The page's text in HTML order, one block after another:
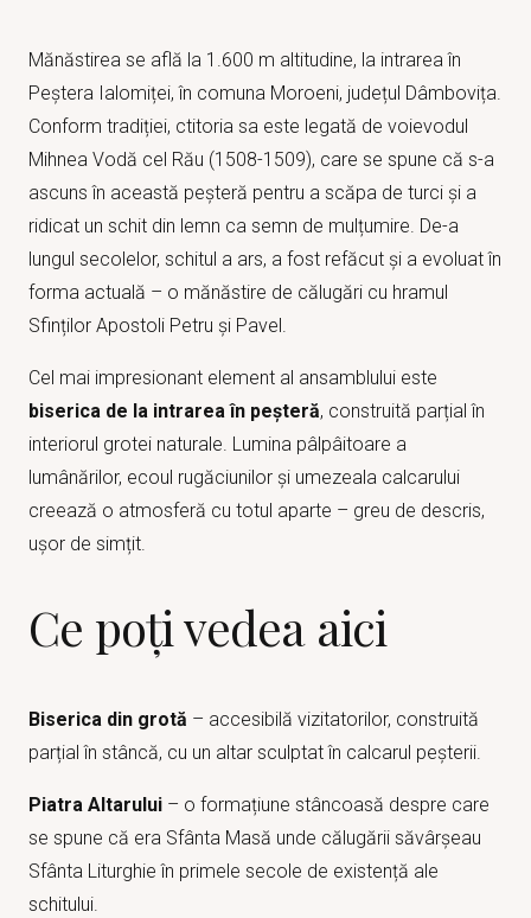
Mănăstirea se află la 1.600 m altitudine, la intrarea în
Peștera Ialomiței, în comuna Moroeni, județul Dâmbovița.
Conform tradiției, ctitoria sa este legată de voievodul
Mihnea Vodă cel Rău (1508-1509), care se spune că s-a
ascuns în această peșteră pentru a scăpa de turci și a
ridicat un schit din lemn ca semn de mulțumire. De-a
lungul secolelor, schitul a ars, a fost refăcut și a evoluat în
forma actuală – o mănăstire de călugări cu hramul
Sfinților Apostoli Petru și Pavel.
Cel mai impresionant element al ansamblului este
biserica de la intrarea în peșteră, construită parțial în
interiorul grotei naturale. Lumina pâlpâitoare a
lumânărilor, ecoul rugăciunilor și umezeala calcarului
creează o atmosferă cu totul aparte – greu de descris,
ușor de simțit.
Ce poți vedea aici
Biserica din grotă – accesibilă vizitatorilor, construită
parțial în stâncă, cu un altar sculptat în calcarul peșterii.
Piatra Altarului – o formațiune stâncoasă despre care
se spune că era Sfânta Masă unde călugării săvârșeau
Sfânta Liturghie în primele secole de existență ale
schitului.